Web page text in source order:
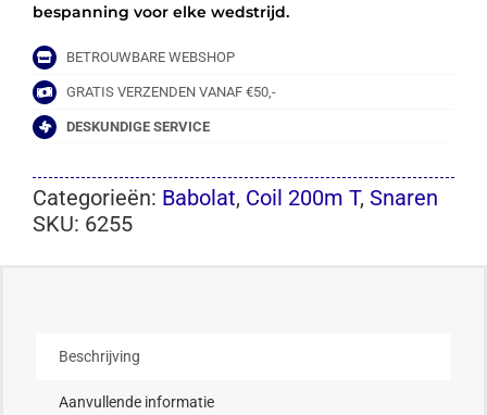
bespanning voor elke wedstrijd.
BETROUWBARE WEBSHOP
GRATIS VERZENDEN VANAF €50,-
DESKUNDIGE SERVICE
Categorieën: Babolat, Coil 200m T, Snaren
SKU: 6255
Beschrijving
Aanvullende informatie